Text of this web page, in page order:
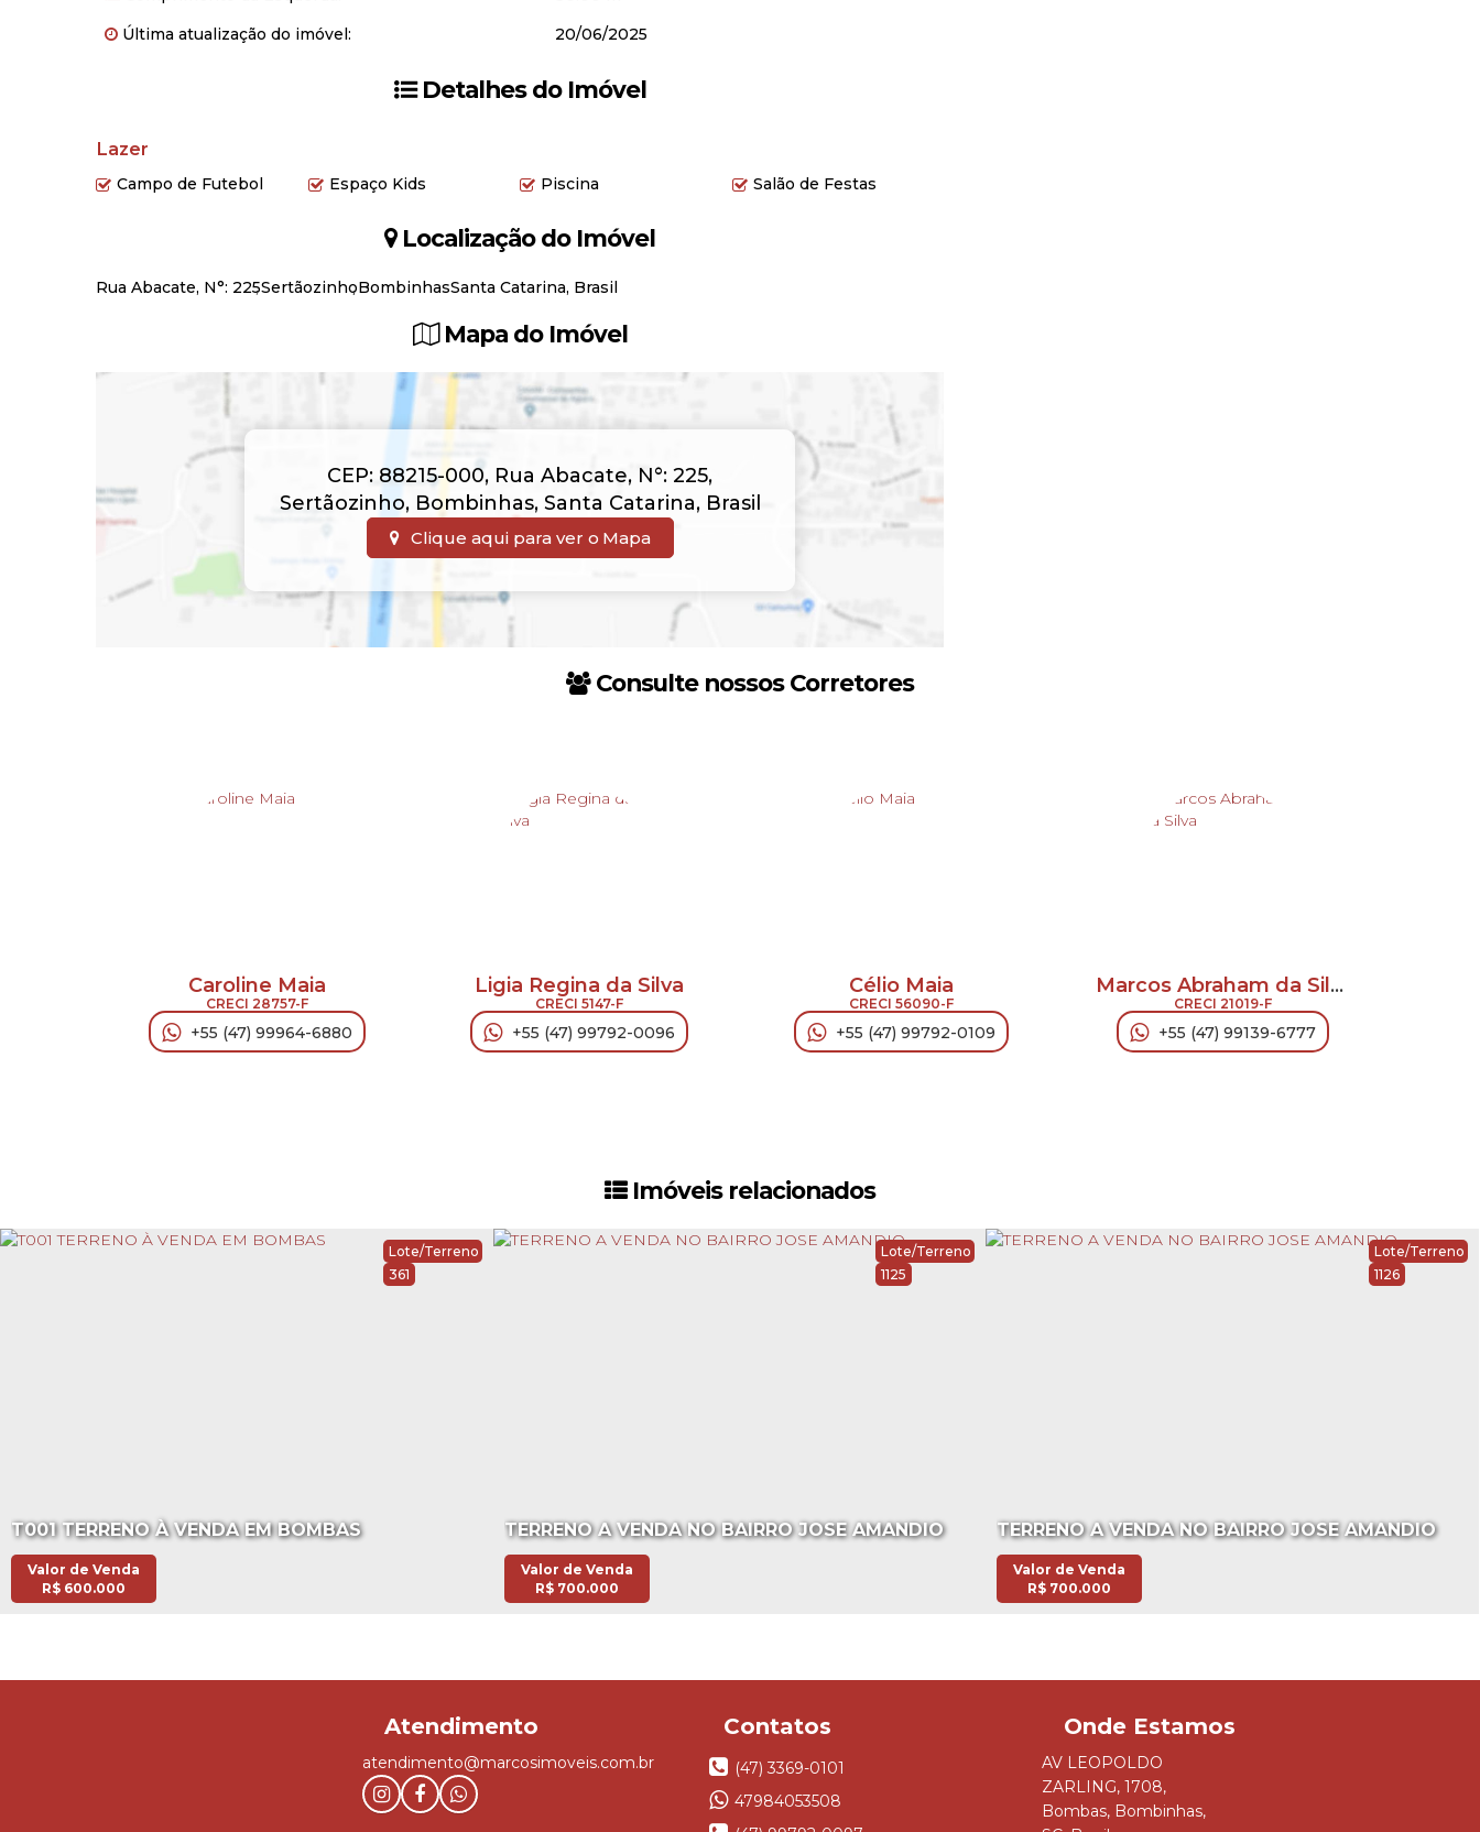
Última atualização do imóvel:
20/06/2025
Detalhes do Imóvel
Lazer
Campo de Futebol Espaço Kids Piscina Salão de Festas
Localização do Imóvel
Rua Abacate, N°: 225SertãozinhoBombinhasSanta Catarina, Brasil
Mapa do Imóvel
CEP: 88215-000, Rua Abacate, N°: 225,
Sertãozinho, Bombinhas, Santa Catarina, Brasil
Clique aqui para ver o Mapa
Consulte nossos Corretores
Caroline Maia
CRECI 28757-F
+55 (47) 99964-6880
Ligia Regina da Silva
CRECI 5147-F
+55 (47) 99792-0096
Célio Maia
CRECI 56090-F
+55 (47) 99792-0109
Marcos Abraham da Silva
CRECI 21019-F
+55 (47) 99139-6777
Imóveis relacionados
T001 TERRENO À VENDA EM BOMBAS
361
Lote/Terreno
R$ 600.000
Valor de Venda
TERRENO A VENDA NO BAIRRO JOSE AMANDIO
1125
Lote/Terreno
R$700.000
Valor de Venda
TERRENO A VENDA NO BAIRRO JOSE AMANDIO
1126
Lote/Terreno
R$ 700.000
Valor de Venda
atendimento@marcosimoveis.com.br
(47) 3369-0101
47984053508
AV LEOPOLDO
ZARLING, 1708,
Bombas, Bombinhas,